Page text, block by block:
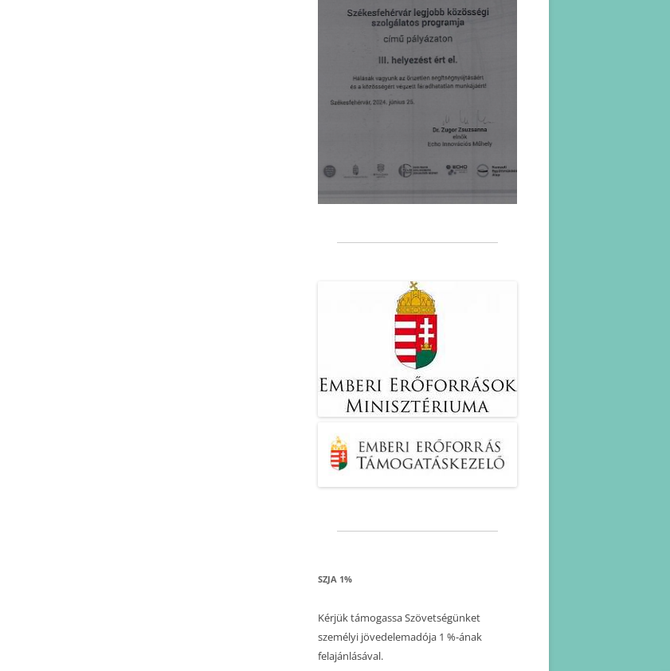
SZJA 1%
Kérjük támogassa Szövetségünket
személyi jövedelemadója 1 %-ának
felajánlásával.